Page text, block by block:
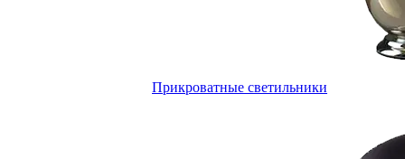
Прикроватные светильники